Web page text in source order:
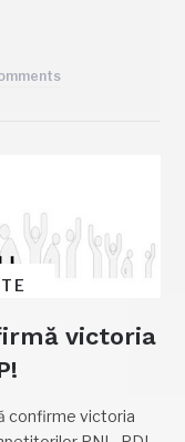
victoria
confirme victoria